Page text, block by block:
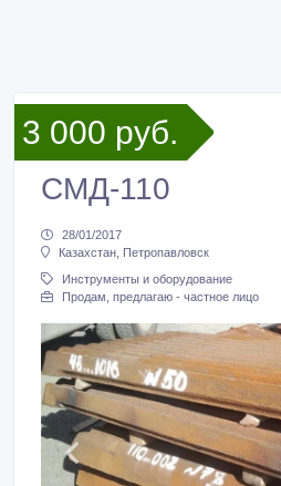
3 000 руб.
СМД-110
28/01/2017
Казахстан, Петропавловск
Инструменты и оборудование
Продам, предлагаю - частное лицо